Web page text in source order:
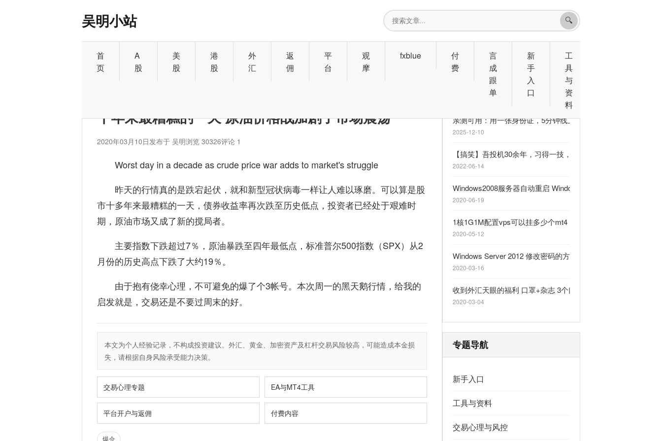
吴明小站
搜
索
🔍
首
页
A
股
美
股
港
股
外
汇
返
佣
平
台
观
摩
fxblue
付
费
言
成
跟
单
新
手
入
口
工
具
与
资
料
十年来最糟糕的一天 原油价格战加剧了市场震荡
2020年03月10日发布于 吴明浏览 30326评论 1
Worst day in a decade as crude price war adds to market's struggle
昨天的行情真的是跌宕起伏，就和新型冠状病毒一样让人难以琢磨。可以算是股
市十多年来最糟糕的一天，债券收益率再次跌至历史低点，投资者已经处于艰难时
期，原油市场又成了新的搅局者。
主要指数下跌超过7％，原油暴跌至四年最低点，标准普尔500指数（SPX）从2
月份的历史高点下跌了大约19％。
由于抱有侥幸心理，不可避免的爆了个3帐号。本次周一的黑天鹅行情，给我的
启发就是，交易还是不要过周末的好。
本文为个人经验记录，不构成投资建议。外汇、黄金、加密资产及杠杆交易风险较高，可能造成本金损
失，请根据自身风险承受能力决策。
交易心理专题 EA与MT4工具
平台开户与返佣 付费内容
爆仓
亲测可用：用一张身份证，5分钟线上注册“港卡” （免护照）
2025-12-10
【搞笑】吾投机30余年，习得一技，能发家致富。现传于各位
2022-06-14
Windows2008服务器自动重启 Windows已从异常关机中恢复
2020-06-19
1核1G1M配置vps可以挂多少个mt4
2020-05-12
Windows Server 2012 修改密码的方法
2020-03-16
收到外汇天眼的福利 口罩+杂志 3个口罩
2020-03-04
专题导航
新手入口
工具与资料
交易心理与风控